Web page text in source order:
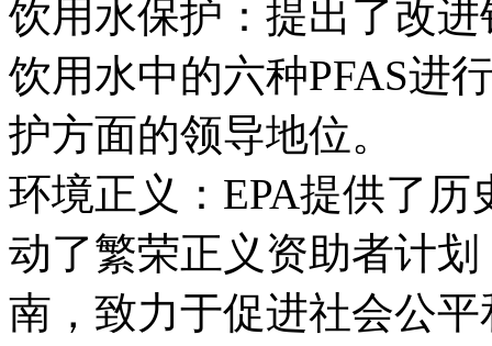
饮用水保护：提出了改
饮用水中的六种PFAS进
护方面的领导地位。
环境正义：EPA提供了
动了繁荣正义资助者计
南，致力于促进社会公